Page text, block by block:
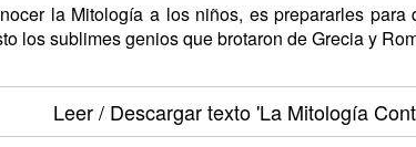
la Mitología a los niños, es prepararles
los sublimes genios que brotaron de Grecia y
Leer / Descargar texto'La Mitología